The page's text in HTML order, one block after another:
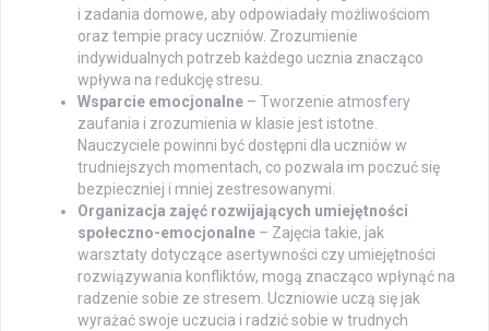
i zadania domowe, aby odpowiadały możliwościom
oraz tempie pracy uczniów. Zrozumienie
indywidualnych potrzeb każdego ucznia znacząco
wpływa na redukcję stresu.
Wsparcie emocjonalne – Tworzenie atmosfery
zaufania i zrozumienia w klasie jest istotne.
Nauczyciele powinni być dostępni dla uczniów w
trudniejszych momentach, co pozwala im poczuć się
bezpieczniej i mniej zestresowanymi.
Organizacja zajęć rozwijających umiejętności
społeczno-emocjonalne – Zajęcia takie, jak
warsztaty dotyczące asertywności czy umiejętności
rozwiązywania konfliktów, mogą znacząco wpłynąć na
radzenie sobie ze stresem. Uczniowie uczą się jak
wyrażać swoje uczucia i radzić sobie w trudnych